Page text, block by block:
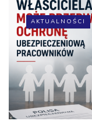
AKTUALNOŚCI